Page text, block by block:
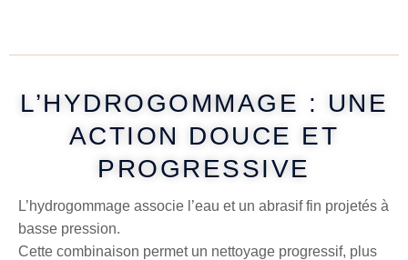
L’HYDROGOMMAGE : UNE
ACTION DOUCE ET
PROGRESSIVE
L’hydrogommage associe l’eau et un abrasif fin projetés à
basse pression.
Cette combinaison permet un nettoyage progressif, plus